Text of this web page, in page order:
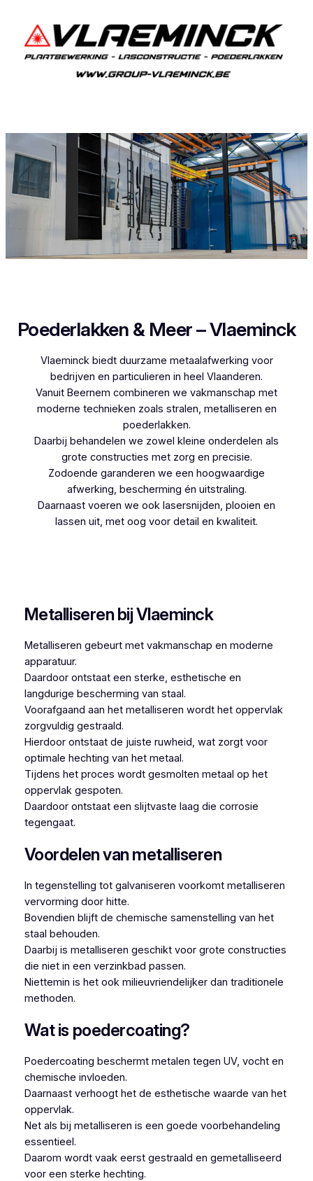
Poederlakken & Meer – Vlaeminck
Vlaeminck biedt duurzame metaalafwerking voor
bedrijven en particulieren in heel Vlaanderen.
Vanuit Beernem combineren we vakmanschap met
moderne technieken zoals stralen, metalliseren en
poederlakken.
Daarbij behandelen we zowel kleine onderdelen als
grote constructies met zorg en precisie.
Zodoende garanderen we een hoogwaardige
afwerking, bescherming én uitstraling.
Daarnaast voeren we ook lasersnijden, plooien en
lassen uit, met oog voor detail en kwaliteit.
Metalliseren bij Vlaeminck
Metalliseren gebeurt met vakmanschap en moderne
apparatuur.
Daardoor ontstaat een sterke, esthetische en
langdurige bescherming van staal.
Voorafgaand aan het metalliseren wordt het oppervlak
zorgvuldig gestraald.
Hierdoor ontstaat de juiste ruwheid, wat zorgt voor
optimale hechting van het metaal.
Tijdens het proces wordt gesmolten metaal op het
oppervlak gespoten.
Daardoor ontstaat een slijtvaste laag die corrosie
tegengaat.
Voordelen van metalliseren
In tegenstelling tot galvaniseren voorkomt metalliseren
vervorming door hitte.
Bovendien blijft de chemische samenstelling van het
staal behouden.
Daarbij is metalliseren geschikt voor grote constructies
die niet in een verzinkbad passen.
Niettemin is het ook milieuvriendelijker dan traditionele
methoden.
Wat is poedercoating?
Poedercoating beschermt metalen tegen UV, vocht en
chemische invloeden.
Daarnaast verhoogt het de esthetische waarde van het
oppervlak.
Net als bij metalliseren is een goede voorbehandeling
essentieel.
Daarom wordt vaak eerst gestraald en gemetalliseerd
voor een sterke hechting.